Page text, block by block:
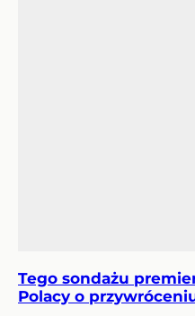
Tego sondażu
Polacy o